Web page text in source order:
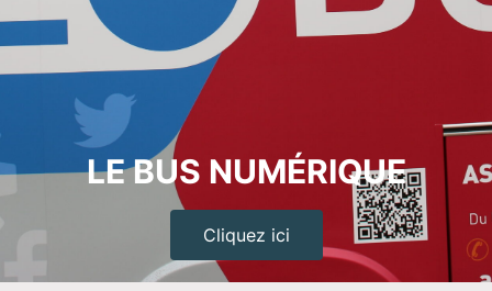
LE BUS NUMÉRIQUE
Cliquez ici